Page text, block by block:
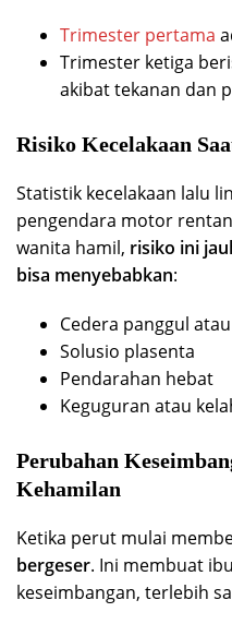
Trimester pertama
Trimester ketiga
akibat tekanan dan
Risiko Kecelakaan
Statistik kecelakaan lalu
pengendara motor
wanita hamil, risiko ini
bisa menyebabkan:
Cedera panggul
Solusio plasenta
Pendarahan hebat
Keguguran atau
Perubahan
Kehamilan
Ketika perut mulai
bergeser. Ini membuat
keseimbangan, terlebih